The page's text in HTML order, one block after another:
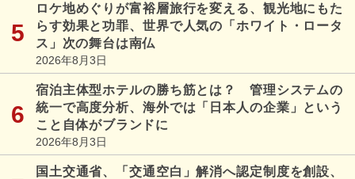
ロケ地めぐりが富裕層旅行を変える、観光地にもた
らす効果と功罪、世界で人気の「ホワイト・ロータ
ス」次の舞台は南仏
2026年8月3日
宿泊主体型ホテルの勝ち筋とは？ 管理システムの
統一で高度分析、海外では「日本人の企業」という
こと自体がブランドに
2026年8月3日
国土交通省、「交通空白」解消へ認定制度を創設、